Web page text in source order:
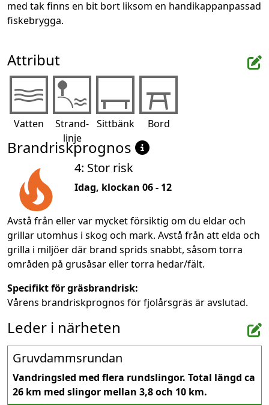
med tak finns en bit bort liksom en handikappanpassad
fiskebrygga.
Attribut
Vatten
Strand-
linje
Sittbänk Bord
Brandriskprognos
4: Stor risk
Idag, klockan 06 - 12
Avstå från eller var mycket försiktig om du eldar och
grillar utomhus i skog och mark. Avstå från att elda och
grilla i miljöer där brand sprids snabbt, såsom torra
områden på grusåsar eller torra hedar/fält.
Specifikt för gräsbrandrisk:
Vårens brandriskprognos för fjolårsgräs är avslutad.
Leder i närheten
Gruvdammsrundan
Vandringsled med flera rundslingor. Total längd ca
26 km med slingor mellan 3,8 och 10 km.